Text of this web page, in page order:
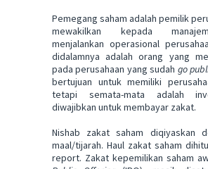
Pemegang saham adalah pemilik
mewakilkan kepada
menjalankan operasional
didalamnya adalah orang yang
pada perusahaan yang sudah go
bertujuan untuk memiliki
tetapi semata-mata adalah
diwajibkan untuk membayar zakat.
Nishab zakat saham diqiyaskan
maal/tijarah. Haul zakat saham
report. Zakat kepemilikan saham